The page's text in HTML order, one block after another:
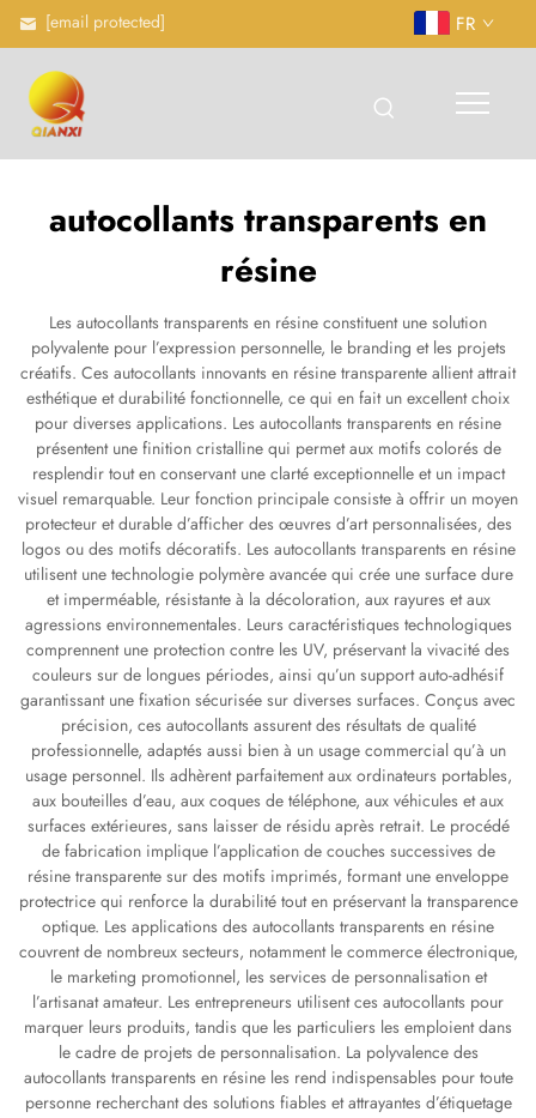
[email protected] FR
autocollants transparents en
résine
Les autocollants transparents en résine constituent une solution
polyvalente pour l’expression personnelle, le branding et les projets
créatifs. Ces autocollants innovants en résine transparente allient attrait
esthétique et durabilité fonctionnelle, ce qui en fait un excellent choix
pour diverses applications. Les autocollants transparents en résine
présentent une finition cristalline qui permet aux motifs colorés de
resplendir tout en conservant une clarté exceptionnelle et un impact
visuel remarquable. Leur fonction principale consiste à offrir un moyen
protecteur et durable d’afficher des œuvres d’art personnalisées, des
logos ou des motifs décoratifs. Les autocollants transparents en résine
utilisent une technologie polymère avancée qui crée une surface dure
et imperméable, résistante à la décoloration, aux rayures et aux
agressions environnementales. Leurs caractéristiques technologiques
comprennent une protection contre les UV, préservant la vivacité des
couleurs sur de longues périodes, ainsi qu’un support auto-adhésif
garantissant une fixation sécurisée sur diverses surfaces. Conçus avec
précision, ces autocollants assurent des résultats de qualité
professionnelle, adaptés aussi bien à un usage commercial qu’à un
usage personnel. Ils adhèrent parfaitement aux ordinateurs portables,
aux bouteilles d’eau, aux coques de téléphone, aux véhicules et aux
surfaces extérieures, sans laisser de résidu après retrait. Le procédé
de fabrication implique l’application de couches successives de
résine transparente sur des motifs imprimés, formant une enveloppe
protectrice qui renforce la durabilité tout en préservant la transparence
optique. Les applications des autocollants transparents en résine
couvrent de nombreux secteurs, notamment le commerce électronique,
le marketing promotionnel, les services de personnalisation et
l’artisanat amateur. Les entrepreneurs utilisent ces autocollants pour
marquer leurs produits, tandis que les particuliers les emploient dans
le cadre de projets de personnalisation. La polyvalence des
autocollants transparents en résine les rend indispensables pour toute
personne recherchant des solutions fiables et attrayantes d’étiquetage